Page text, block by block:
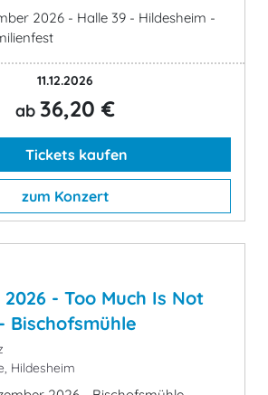
2026 - Halle 39 - Hildesheim -
11.12.2026
ab 36,20 €
Tickets kaufen
zum Konzert
- Too Much Is Not
Bischofsmühle
Hildesheim